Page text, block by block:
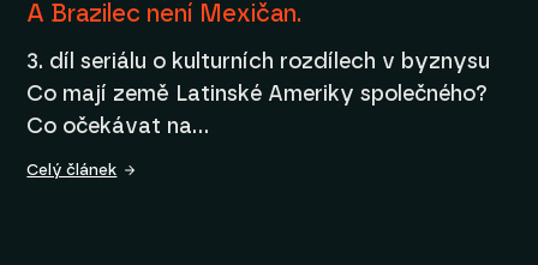
A Brazilec není Mexičan.
3. díl seriálu o kulturních rozdílech v byznysu
Co mají země Latinské Ameriky společného?
Co očekávat na…
Celý článek